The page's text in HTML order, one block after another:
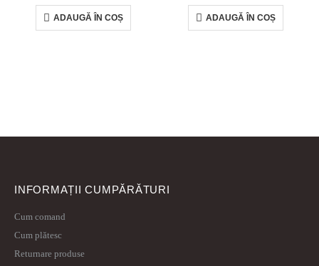
ADAUGĂ ÎN COȘ ADAUGĂ ÎN COȘ
INFORMAȚII CUMPĂRĂTURI
Cum comand
Cum plătesc
Returnare produse